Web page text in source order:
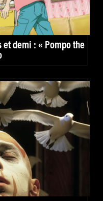
et demi : « Pompo the